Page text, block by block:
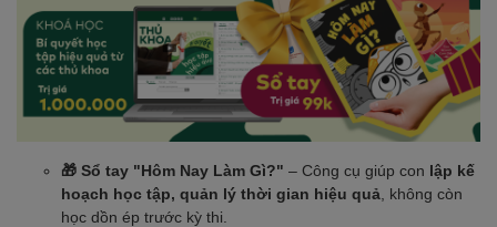
🎁 Sổ tay "Hôm Nay Làm Gì?" – Công cụ giúp con lập kế
hoạch học tập, quản lý thời gian hiệu quả , không còn
học dồn ép trước kỳ thi.